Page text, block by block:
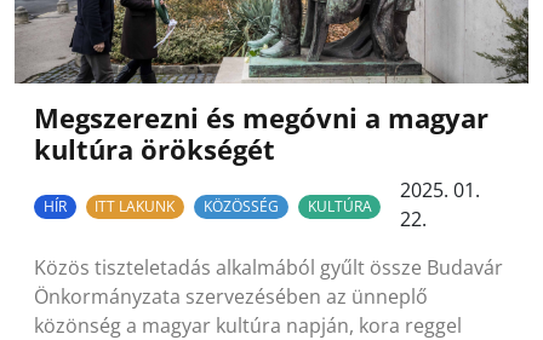
Megszerezni és megóvni a magyar
kultúra örökségét
HÍR ITT LAKUNK KÖZÖSSÉG KULTÚRA
2025. 01.
22.
Közös tiszteletadás alkalmából gyűlt össze Budavár
Önkormányzata szervezésében az ünneplő
közönség a magyar kultúra napján, kora reggel